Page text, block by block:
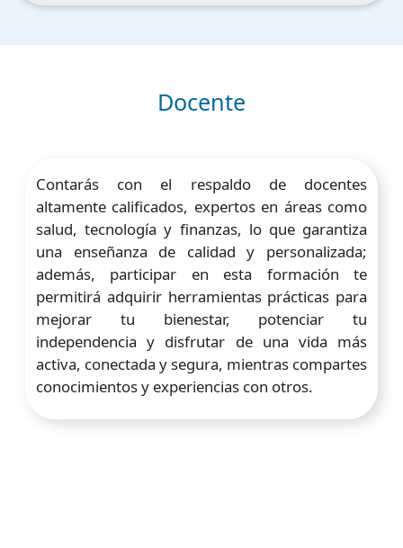
Docente
Contarás con el respaldo de docentes
altamente calificados, expertos en áreas como
salud, tecnología y finanzas, lo que garantiza
una enseñanza de calidad y personalizada;
además, participar en esta formación te
permitirá adquirir herramientas prácticas para
mejorar tu bienestar, potenciar tu
independencia y disfrutar de una vida más
activa, conectada y segura, mientras compartes
conocimientos y experiencias con otros.